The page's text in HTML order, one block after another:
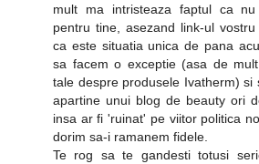
mult ma intristeaza faptul ca
pentru tine, asezand link-ul
ca este situatia unica de pana
sa facem o exceptie (asa de
tale despre produsele Ivatherm) si
apartine unui blog de beauty ori
insa ar fi 'ruinat' pe viitor politica
dorim sa-i ramanem fidele.
Te rog sa te gandesti totusi